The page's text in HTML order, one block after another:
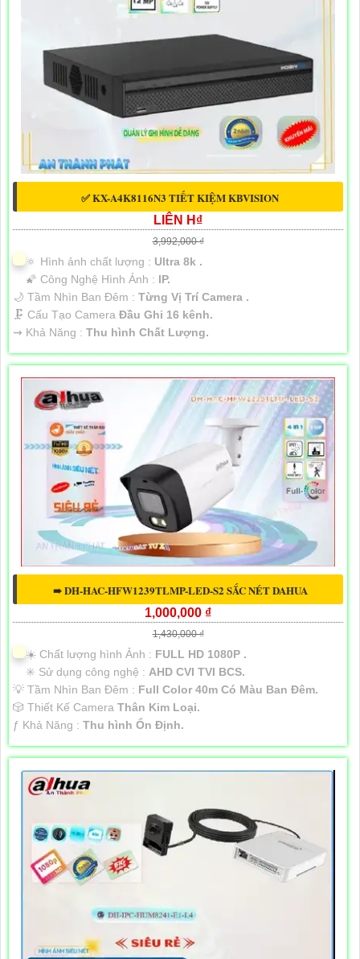
✅ KX-A4K8116N3 TIẾT KIỆM KBVISION
LIÊN H₫
3,992,000 ₫
🔅 Hình ảnh chất lượng : Ultra 8k .
🌠 Công Nghệ Hình Ảnh : IP.
🌙 Tầm Nhìn Ban Đêm : Từng Vị Trí Camera .
🗜️ Cấu Tạo Camera Đầu Ghi 16 kênh.
️⇝ Khả Năng : Thu hình Chất Lượng.
➠ DH-HAC-HFW1239TLMP-LED-S2 SẮC NÉT DAHUA
1,000,000 ₫
1,430,000 ₫
☀️ Chất lượng hình Ảnh : FULL HD 1080P .
✳️ Sử dụng công nghệ : AHD CVI TVI BCS.
💡 Tầm Nhìn Ban Đêm : Full Color 40m Có Màu Ban Đêm.
🎲 Thiết Kế Camera Thân Kim Loại.
️ƒ Khả Năng : Thu hình Ổn Định.